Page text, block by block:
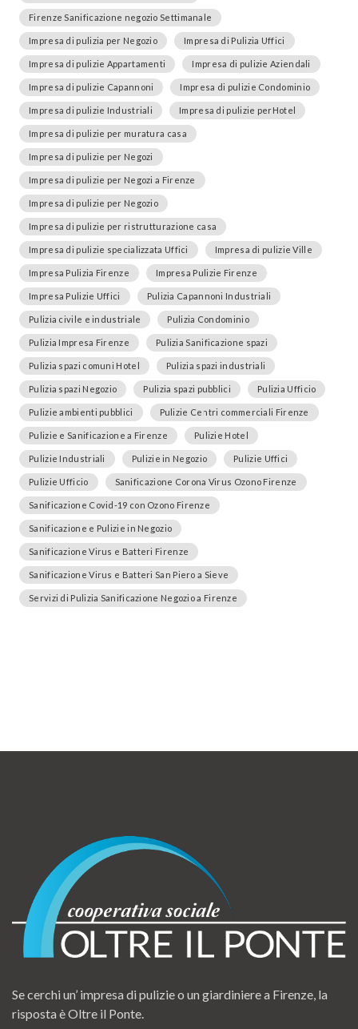
Firenze Sanificazione negozio Settimanale
Impresa di pulizia per Negozio Impresa di Pulizia Uffici
Impresa di pulizie Appartamenti Impresa di pulizie Aziendali
Impresa di pulizie Capannoni Impresa di pulizie Condominio
Impresa di pulizie Industriali Impresa di pulizie perHotel
Impresa di pulizie per muratura casa
Impresa di pulizie per Negozi
Impresa di pulizie per Negozi a Firenze
Impresa di pulizie per Negozio
Impresa di pulizie per ristrutturazione casa
Impresa di pulizie specializzata Uffici Impresa di pulizie Ville
Impresa Pulizia Firenze Impresa Pulizie Firenze
Impresa Pulizie Uffici Pulizia Capannoni Industriali
Pulizia civile e industriale Pulizia Condominio
Pulizia Impresa Firenze Pulizia Sanificazione spazi
Pulizia spazi comuni Hotel Pulizia spazi industriali
Pulizia spazi Negozio Pulizia spazi pubblici Pulizia Ufficio
Pulizie ambienti pubblici Pulizie Centri commerciali Firenze
Pulizie e Sanificazione a Firenze Pulizie Hotel
Pulizie Industriali Pulizie in Negozio Pulizie Uffici
Pulizie Ufficio Sanificazione Corona Virus Ozono Firenze
Sanificazione Covid-19 con Ozono Firenze
Sanificazione e Pulizie in Negozio
Sanificazione Virus e Batteri Firenze
Sanificazione Virus e Batteri San Piero a Sieve
Servizi di Pulizia Sanificazione Negozio a Firenze
Se cerchi un’ impresa di pulizie o un giardiniere a Firenze, la
risposta è Oltre il Ponte.